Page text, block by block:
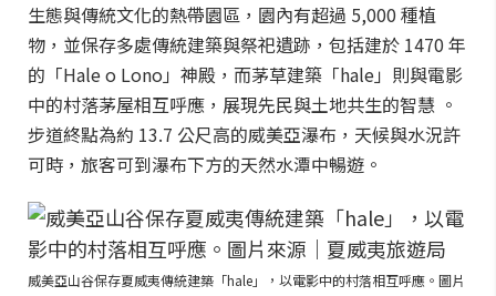
生態與傳統文化的熱帶園區，園內有超過 5,000 種植
物，並保存多處傳統建築與祭祀遺跡，包括建於 1470 年
的「Hale o Lono」神殿，而茅草建築「hale」則與電影
中的村落茅屋相互呼應，展現先民與土地共生的智慧 。
步道終點為約 13.7 公尺高的威美亞瀑布，天候與水況許
可時，旅客可到瀑布下方的天然水潭中暢遊。
威美亞山谷保存夏威夷傳統建築「hale」，以電影中的村落相互呼應。圖片